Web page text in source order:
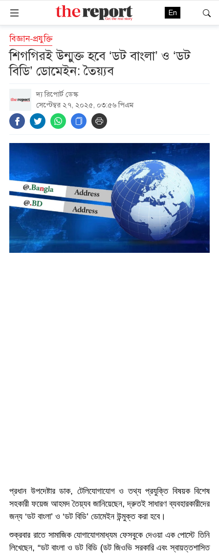
En
বিজ্ঞান-প্রযুক্তি
শিগগিরই উন্মুক্ত হবে ‘ডট বাংলা’ ও ‘ডট
বিডি’ ডোমেইন: তৈয়্যব
দ্য রিপোর্ট ডেস্ক
সেপ্টেম্বর ২৭, ২০২৫, ০৩:৫৬ পিএম
প্রধান উপদেষ্টার ডাক, টেলিযোগাযোগ ও তথ্য প্রযুক্তি বিষয়ক বিশেষ
সহকারী ফয়েজ আহমদ তৈয়্যব জানিয়েছেন, দ্রুতই সাধারণ ব্যবহারকারীদের
জন্য ‘ডট বাংলা’ ও ‘ডট বিডি’ ডোমেইন উন্মুক্ত করা হবে।
শুক্রবার রাতে সামাজিক যোগাযোগমাধ্যম ফেসবুকে দেওয়া এক পোস্টে তিনি
লিখেছেন, “ডট বাংলা ও ডট বিডি (ডট জিওভি সরকারি এবং স্বায়ত্তশাসিত